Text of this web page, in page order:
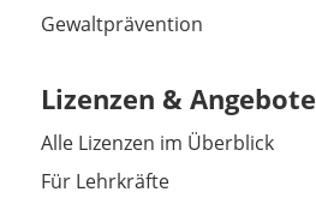
Gewaltprävention
Lizenzen & Angebote
Alle Lizenzen im Überblick
Für Lehrkräfte